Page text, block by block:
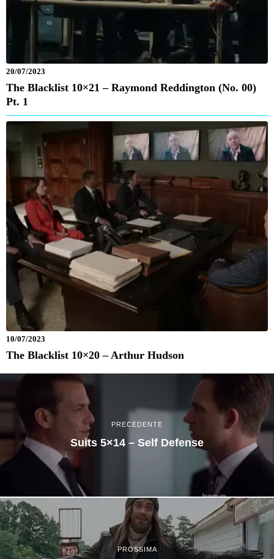
20/07/2023
The Blacklist 10×21 – Raymond Reddington (No. 00)
Pt. 1
10/07/2023
The Blacklist 10×20 – Arthur Hudson
PRECEDENTE
Suits 5×14 – Self Defense
PROSSIMA